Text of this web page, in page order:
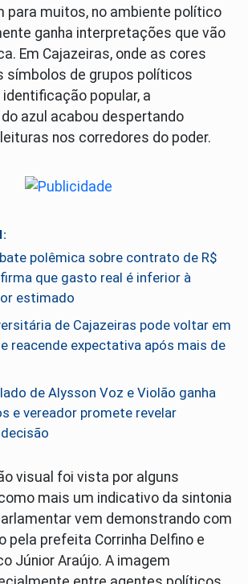
para muitos, no ambiente político
ganha interpretações que vão
Em Cajazeiras, onde as cores
símbolos de grupos políticos
popular, a
azul acabou despertando
nos corredores do poder.
polêmica sobre contrato de R$
que gasto real é inferior à
estimado
de Cajazeiras pode voltar em
reacende expectativa após mais de
de Alysson Voz e Violão ganha
e vereador promete revelar
visual foi vista por alguns
mais um indicativo da sintonia
vem demonstrando com
pela prefeita Corrinha Delfino e
Júnior Araújo. A imagem